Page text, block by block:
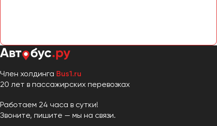
Член холдинга Bus1.ru
20 лет в пассажирских перевозках
Работаем 24 часа в сутки!
Звоните, пишите — мы на связи.